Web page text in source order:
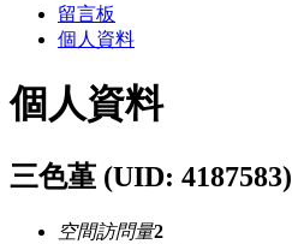
留言板
個人資料
個人資料
三色堇 (UID: 4187583)
空間訪問量2